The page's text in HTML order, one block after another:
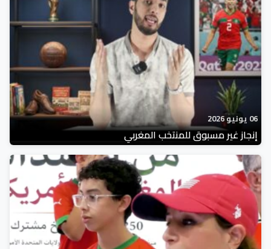
06 يونيو 2026
إنجاز غير مسبوق للمنتخب المغربي